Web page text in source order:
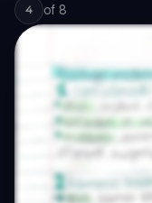
4 of 8